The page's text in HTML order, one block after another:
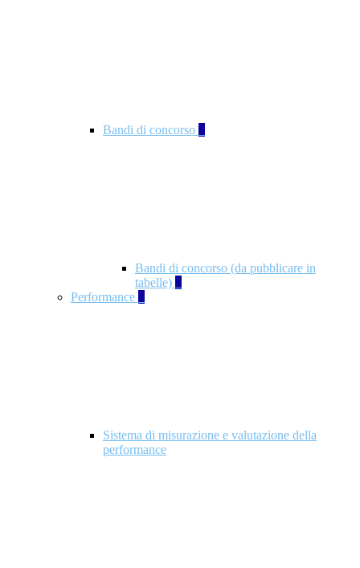
Bandi di concorso 2
Bandi di concorso (da pubblicare in
tabelle) 2
Performance 5
Sistema di misurazione e valutazione della
performance